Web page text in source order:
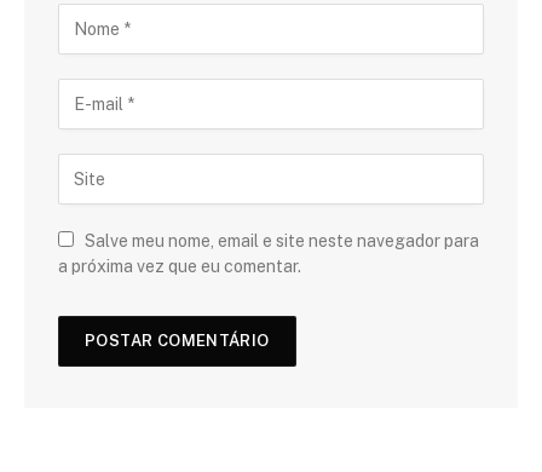
Salve meu nome, email e site neste navegador para
a próxima vez que eu comentar.